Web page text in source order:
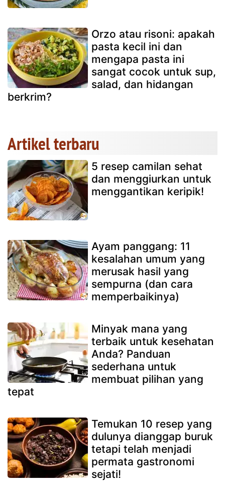
Orzo atau risoni: apakah
pasta kecil ini dan
mengapa pasta ini
sangat cocok untuk sup,
salad, dan hidangan
berkrim?
Artikel terbaru
5 resep camilan sehat
dan menggiurkan untuk
menggantikan keripik!
Ayam panggang: 11
kesalahan umum yang
merusak hasil yang
sempurna (dan cara
memperbaikinya)
Minyak mana yang
terbaik untuk kesehatan
Anda? Panduan
sederhana untuk
membuat pilihan yang
tepat
Temukan 10 resep yang
dulunya dianggap buruk
tetapi telah menjadi
permata gastronomi
sejati!